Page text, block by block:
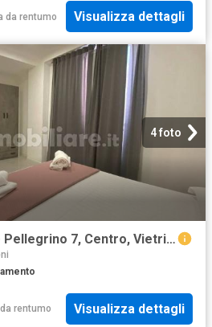
da rentumo Visualizza dettagli
4 foto
Bilocale via Giuseppe Pellegrino 7, Centro, Vietri sul Mare
da rentumo Visualizza dettagli